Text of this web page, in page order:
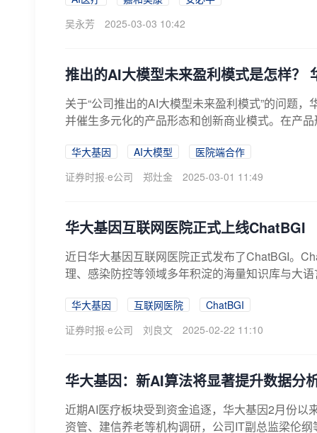
吴永芳
2025-03-03 10:42
推出的AI大模型未来盈利模式是怎样？
关于“公司推出的AI大模型未来盈利模式”的问题
并催生多元化的产品形态和创新商业模式。在产
华大基因 AI大模型
医院端合作
证券时报·e公司
郑灶金 2025-03-01 11:49
华大基因互联网医院正式上线ChatBGI
近日华大基因互联网医院正式发布了ChatBGI。
理、感染防控等领域多年积淀的海量知识库与大
华大基因 互联网医院
ChatBGI
证券时报·e公司
刘良文 2025-02-22 11:10
华大基因：新AI算法将显著提升数据分
近期AI医疗板块受到资金追逐，华大基因2月份
资管、建信养老等机构调研，公司IT副总监梁伦